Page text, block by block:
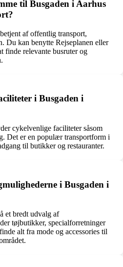
til Busgaden i Aarhus
af offentlig transport,
Du kan benytte Rejseplanen eller
finde relevante busruter og
i Busgaden i
cykelvenlige faciliteter såsom
Det er en populær transportform i
til butikker og restauranter.
i Busgaden i
et bredt udvalg af
tøjbutikker, specialforretninger
alt fra mode og accessories til